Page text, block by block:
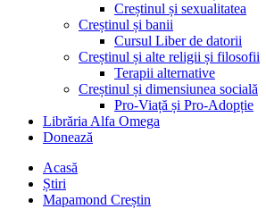
Creștinul și sexualitatea
Creștinul și banii
Cursul Liber de datorii
Creștinul și alte religii și filosofii
Terapii alternative
Creștinul și dimensiunea socială
Pro-Viață și Pro-Adopție
Librăria Alfa Omega
Donează
Acasă
Știri
Mapamond Creștin